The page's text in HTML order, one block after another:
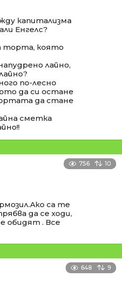
капитализма
Енгелс?
торта, която
лайно,
по-лесно
да си остане
да стане
сметка
756 10
са те
да се ходи,
обидят . Все
648 9